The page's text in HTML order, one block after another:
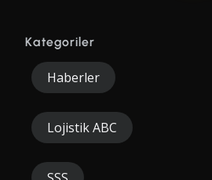
Kategoriler
Haberler
Lojistik ABC